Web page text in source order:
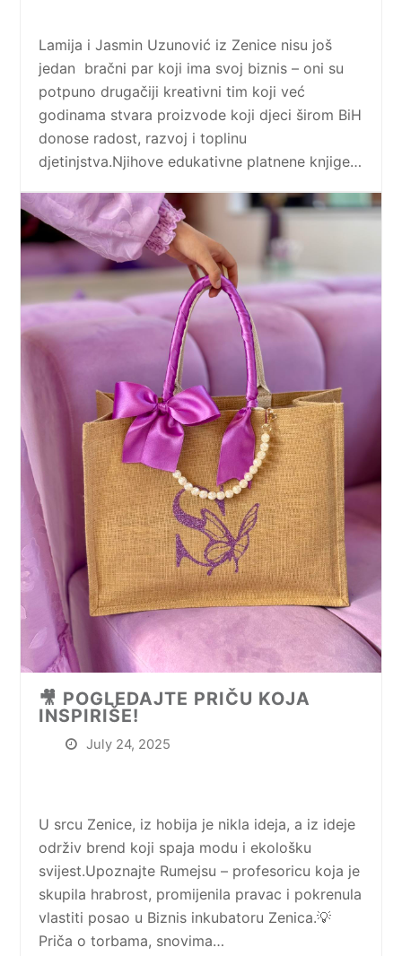
Lamija i Jasmin Uzunović iz Zenice nisu još
jedan bračni par koji ima svoj biznis – oni su
potpuno drugačiji kreativni tim koji već
godinama stvara proizvode koji djeci širom BiH
donose radost, razvoj i toplinu
djetinjstva.Njihove edukativne platnene knjige…
🎥 POGLEDAJTE PRIČU KOJA
INSPIRIŠE!
July 24, 2025
U srcu Zenice, iz hobija je nikla ideja, a iz ideje
održiv brend koji spaja modu i ekološku
svijest.Upoznajte Rumejsu – profesoricu koja je
skupila hrabrost, promijenila pravac i pokrenula
vlastiti posao u Biznis inkubatoru Zenica.💡
Priča o torbama, snovima…